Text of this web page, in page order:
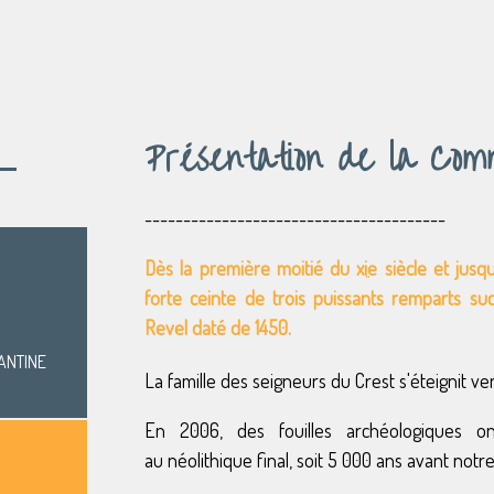
Présentation de la
---------------------------------------
Dès la première moitié duxie siècle et
forte ceinte de trois puissants remparts
Revel daté de 1450.
La famille des seigneurs du Crest s'éteignit
En 2006, des fouilles archéologiques
au néolithique final, soit 5 000 ans avant